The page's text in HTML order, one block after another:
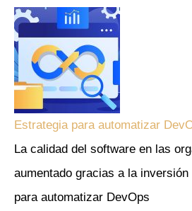
Estrategia para automatizar
La calidad del software en las
aumentado gracias a la
para automatizar DevOps